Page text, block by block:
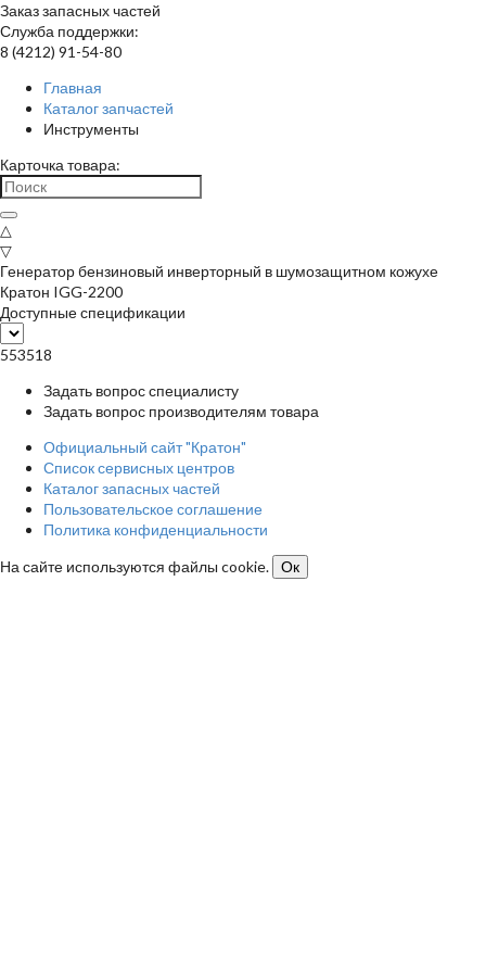
Заказ запасных частей
Служба поддержки:
8 (4212) 91-54-80
Главная
Каталог запчастей
Инструменты
Карточка товара:
△
▽
Генератор бензиновый инверторный в шумозащитном кожухе
Кратон IGG-2200
Доступные спецификации
553518
Задать вопрос специалисту
Задать вопрос производителям товара
Официальный сайт "Кратон"
Список сервисных центров
Каталог запасных частей
Пользовательское соглашение
Политика конфиденциальности
На сайте используются файлы cookie.
Ок